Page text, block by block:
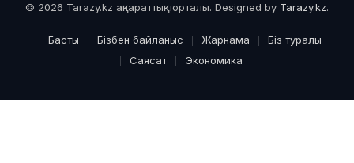
© 2026 Tarazy.kz ақпараттық порталы. Designed by Tarazy.kz.
Басты Бізбен байланыс Жарнама
Біз туралы
Саясат
Экономика